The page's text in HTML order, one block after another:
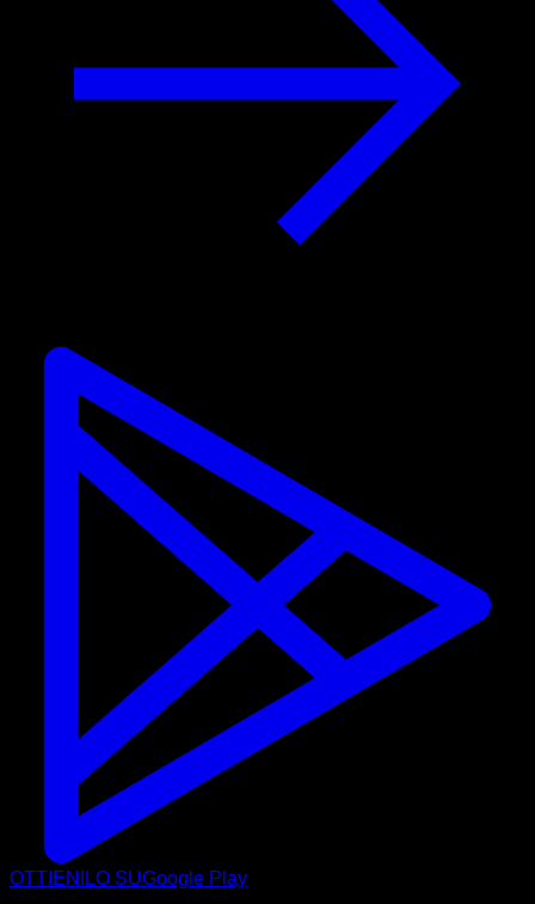
OTTIENILO SUGoogle Play